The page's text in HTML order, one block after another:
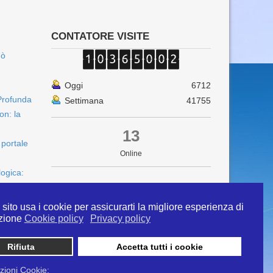
sito usa i cookie per assicurarti la migliore esperienza di
Cookie policy Privacy policy
Rifiuta Accetta tutti i cookie
Cookie:
la
CONTATORE VISITE
Oggi
6712
Settimana
41755
13
Online
info@ipertermiaitalia.it tel. 331/9584817 . Il